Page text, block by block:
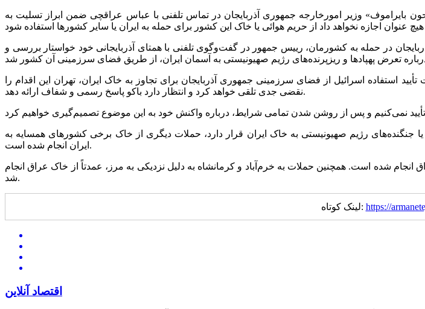
وزیر امورخارجه جمهوری آذربایجان در تماس تلفنی با عباس عراقچی ضمن ابراز تسلیت به
در حمله به کشورمان، رییس ‌جمهور در گفت‌وگوی تلفنی با همتای آذربایجانی خود خواستار بررسی و
استفاده اسرائیل از فضای سرزمینی جمهوری آذربایجان برای تجاوز به خاک ایران، تهران این اقدام را
نقضی جدی تلقی خواهد کرد و انتظار دارد باکو پاسخ رسمی و شفاف ارائه دهد.
جنگنده‌های رژیم صهیونیستی به خاک ایران قرار دارد، حملات دیگری از خاک برخی کشورهای همسایه به
ایران انجام شده است.
شده است. همچنین حملات به خرم‌آباد و کرمانشاه به دلیل نزدیکی به مرز، عمدتاً از خاک عراق انجام
شد.
لینک کوتاه: https://
اقتصاد آنلاین